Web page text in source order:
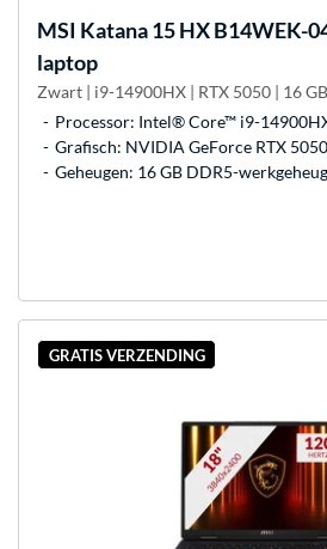
MSI Katana 15 HX B14WEK-
laptop
Zwart | i9-14900HX | RTX 5050 | 16 GB
Processor: Intel® Core™ i9-
Grafisch: NVIDIA GeForce RTX 5050
Geheugen: 16 GB DDR5-
GRATIS VERZENDING